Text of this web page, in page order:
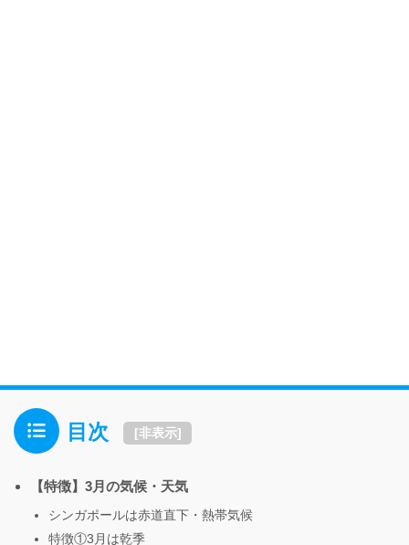
目次 [非表示]
【特徴】3月の気候・天気
シンガポールは赤道直下・熱帯気候
特徴①3月は乾季